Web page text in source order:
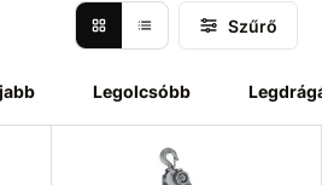
Legolcsóbb
Szűrő